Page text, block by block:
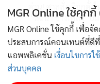
พบว่าด้านหลังของแผ่นเกรา
ข้อดีสำคัญคือ การปูดออกข
เจ้าหน้าที่มีความปลอดภัยม
เนื่องจากสรีระร่างกายของเ
แตกต่างกัน เมื่อแผ่นเกราะ
4
ด่วน! ศาลสั่งเลือกตั้
“วัฒนา ช่างเหลา”ป
ข่าว
MGR Online ใช้คุก
MGR Online ใช้คุกกี้ เพื่อ
ประสบการณ์คอนเทนต์ที่ดี
แอพพลิเคชั่น เงื่อนไขการใ
ส่วนบุคคล